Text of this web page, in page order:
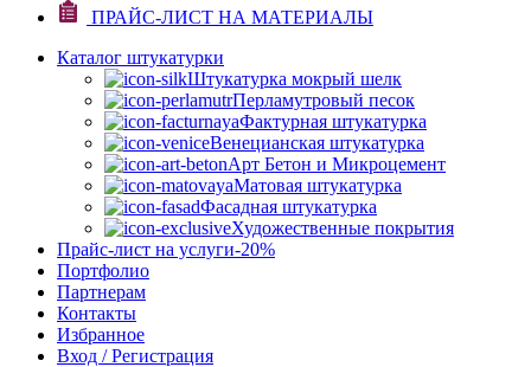
ПРАЙС-ЛИСТ НА МАТЕРИАЛЫ
Каталог штукатурки
Штукатурка мокрый шелк
Перламутровый песок
Фактурная штукатурка
Венецианская штукатурка
Арт Бетон и Микроцемент
Матовая штукатурка
Фасадная штукатурка
Художественные покрытия
Прайс-лист на услуги-20%
Портфолио
Партнерам
Контакты
Избранное
Вход / Регистрация